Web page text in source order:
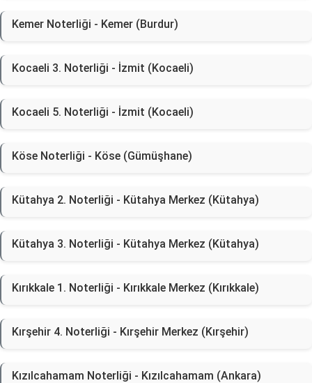
Kemer Noterliği - Kemer (Burdur)
Kocaeli 3. Noterliği - İzmit (Kocaeli)
Kocaeli 5. Noterliği - İzmit (Kocaeli)
Köse Noterliği - Köse (Gümüşhane)
Kütahya 2. Noterliği - Kütahya Merkez (Kütahya)
Kütahya 3. Noterliği - Kütahya Merkez (Kütahya)
Kırıkkale 1. Noterliği - Kırıkkale Merkez (Kırıkkale)
Kırşehir 4. Noterliği - Kırşehir Merkez (Kırşehir)
Kızılcahamam Noterliği - Kızılcahamam (Ankara)